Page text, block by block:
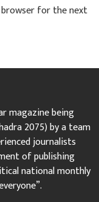
browser for the next
magazine being
2075) by a team
journalists
of publishing
national monthly